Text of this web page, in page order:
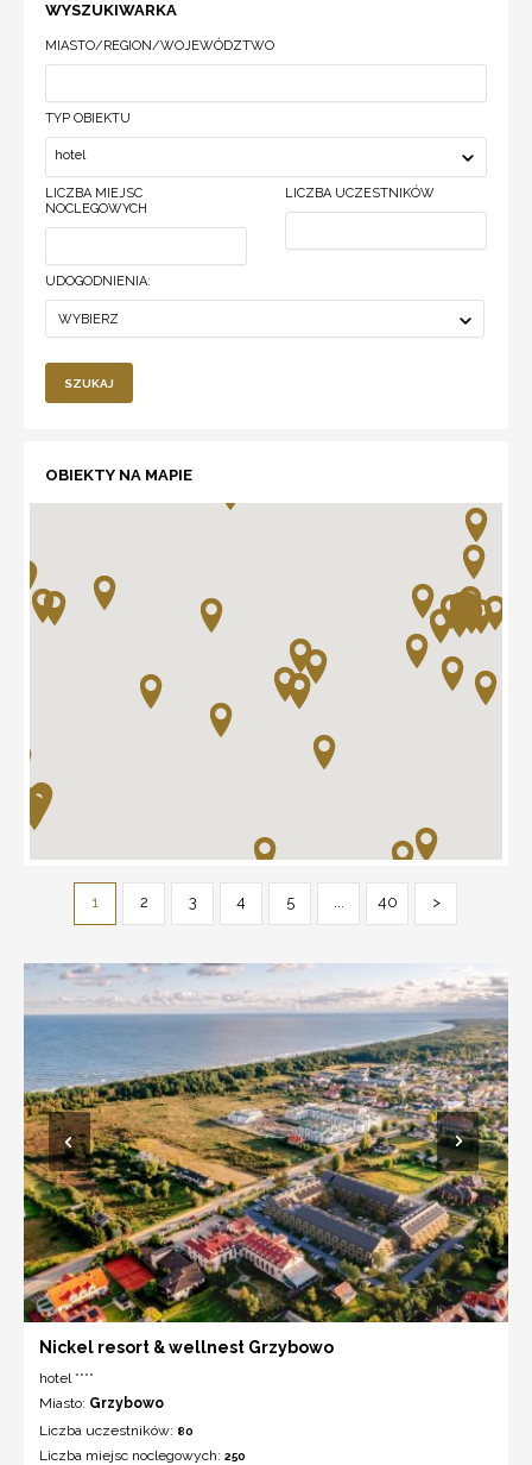
WYSZUKIWARKA
MIASTO/REGION/WOJEWÓDZTWO
TYP OBIEKTU
hotel
LICZBA MIEJSC
NOCLEGOWYCH
LICZBA UCZESTNIKÓW
UDOGODNIENIA:
WYBIERZ
SZUKAJ
OBIEKTY NA MAPIE
1 2 3 4 5 ... 40 >
Nickel resort & wellnest Grzybowo
hotel ****
Miasto: Grzybowo
Liczba uczestników: 80
Liczba miejsc noclegowych: 250